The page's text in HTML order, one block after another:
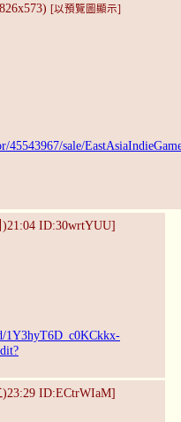
[以預覽圖顯示]
45543967/sale/
ID:30wrtYUU]
1Y3hyT6D_c0KCkkx-
ID:ECtrWIaM]